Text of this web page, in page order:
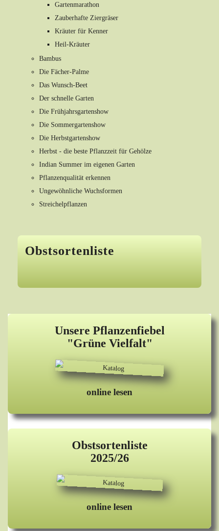
Gartenmarathon
Zauberhafte Ziergräser
Kräuter für Kenner
Heil-Kräuter
Bambus
Die Fächer-Palme
Das Wunsch-Beet
Der schnelle Garten
Die Frühjahrsgartenshow
Die Sommergartenshow
Die Herbstgartenshow
Herbst - die beste Pflanzzeit für Gehölze
Indian Summer im eigenen Garten
Pflanzenqualität erkennen
Ungewöhnliche Wuchsformen
Streichelpflanzen
Unsere Pflanzenfiebel
"Grüne Vielfalt"
online lesen
Obstsortenliste
2025/26
online lesen
Obstsortenliste